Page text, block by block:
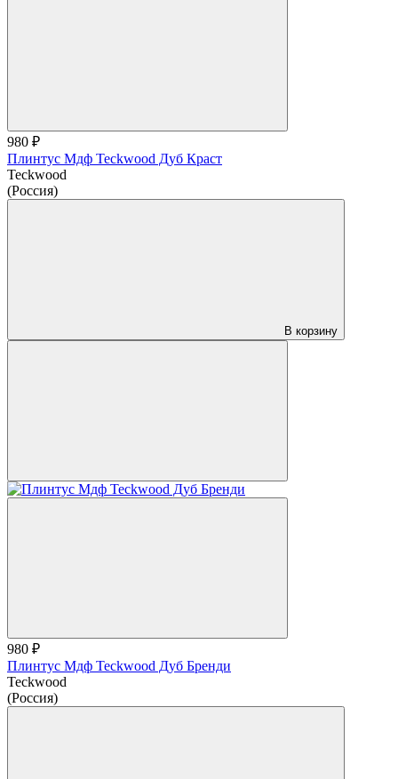
980 ₽
Плинтус Мдф Teckwood Дуб Краст
Teckwood
(Россия)
В корзину
980 ₽
Плинтус Мдф Teckwood Дуб Бренди
Teckwood
(Россия)